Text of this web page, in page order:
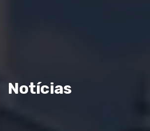
Notícias